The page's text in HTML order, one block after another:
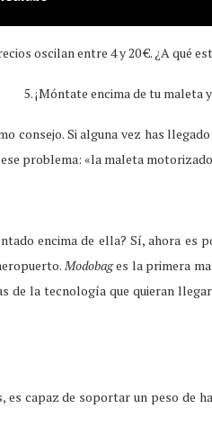
oscilan entre 4 y 20 €. ¿A qué
5. ¡Móntate encima de tu maleta
consejo. Si alguna vez has
problema: «la maleta
encima de ella? Sí, ahora es
Modobages la primera
de la tecnología que quieran
es capaz de soportar un peso de